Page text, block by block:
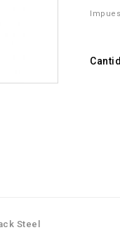
Steel